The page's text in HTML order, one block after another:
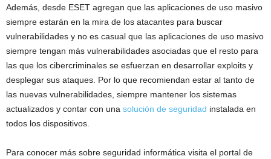
Además, desde ESET agregan que las aplicaciones de uso masivo
siempre estarán en la mira de los atacantes para buscar
vulnerabilidades y no es casual que las aplicaciones de uso masivo
siempre tengan más vulnerabilidades asociadas que el resto para
las que los cibercriminales se esfuerzan en desarrollar exploits y
desplegar sus ataques. Por lo que recomiendan estar al tanto de
las nuevas vulnerabilidades, siempre mantener los sistemas
actualizados y contar con una solución de seguridad instalada en
todos los dispositivos.
Para conocer más sobre seguridad informática visita el portal de